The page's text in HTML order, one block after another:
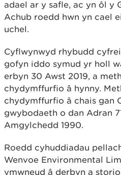
adael ar y safle, ac yn ôl y
Achub roedd hwn yn cael
uchel.
Cyflwynwyd rhybudd
gofyn iddo symud yr holl
erbyn 30 Awst 2019, a
chydymffurfio â hynny.
chydymffurfio â chais gan
gwybodaeth o dan Adran
Amgylchedd 1990.
Roedd cyhuddiadau
Wenvoe Environmental
ymwneud â derbyn a